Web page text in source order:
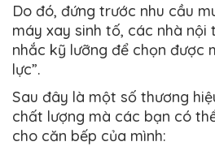
Do đó, đứng trước nhu cầu
máy xay sinh tố, các nhà nội
nhắc kỹ lưỡng để chọn được
lực”.
Sau đây là một số thương
chất lượng mà các bạn có
cho căn bếp của mình: